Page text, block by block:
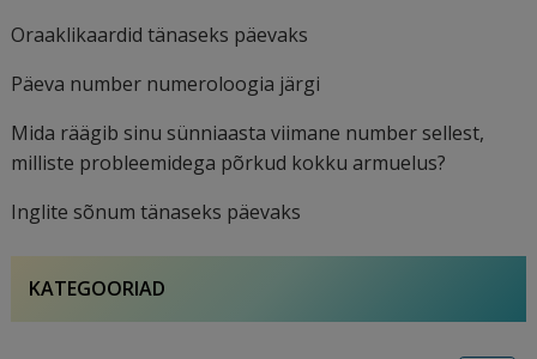
Oraaklikaardid tänaseks päevaks
Päeva number numeroloogia järgi
Mida räägib sinu sünniaasta viimane number sellest,
milliste probleemidega põrkud kokku armuelus?
Inglite sõnum tänaseks päevaks
KATEGOORIAD